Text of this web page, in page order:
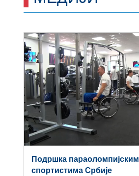
Подршка параоломпијским
спортистима Србије